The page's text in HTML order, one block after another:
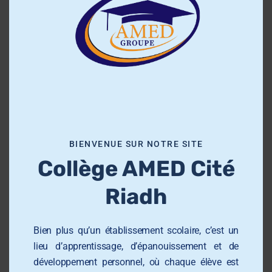
personnel et citoyen.
Nous offrons un cadre éducatif structuré,
stimulant et bienveillant, fondé sur des valeurs
de respect, d’excellence et d’engagement.
confiance en soi.
École Primaire AMED Sahloul
BIENVENUE SUR NOTRE SITE
Collège AMED Cité
Riadh
Bien plus qu’un établissement scolaire, c’est un
lieu d’apprentissage, d’épanouissement et de
développement personnel, où chaque élève est